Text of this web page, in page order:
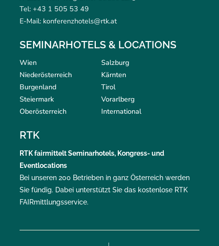
Tel: +43 1 505 53 49
E-Mail: konferenzhotels@rtk.at
SEMINARHOTELS & LOCATIONS
Wien
Niederösterreich
Burgenland
Steiermark
Oberösterreich
Salzburg
Kärnten
Tirol
Vorarlberg
International
RTK
RTKfairmitteltSeminarhotels, Kongress- und
Eventlocations
Bei unseren 200 Betrieben in ganz Österreich werden
Sie fündig. Dabei unterstützt Sie das kostenlose RTK
FAIRmittlungsservice.